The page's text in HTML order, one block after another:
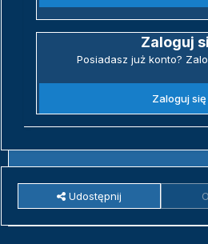
Zaloguj
Posiadasz już konto?
Zaloguj się
Udostępnij